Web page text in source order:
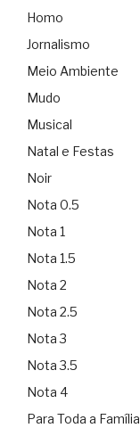
Homo
Jornalismo
Meio Ambiente
Mudo
Musical
Natal e Festas
Noir
Nota 0.5
Nota 1
Nota 1.5
Nota 2
Nota 2.5
Nota 3
Nota 3.5
Nota 4
Para Toda a Família